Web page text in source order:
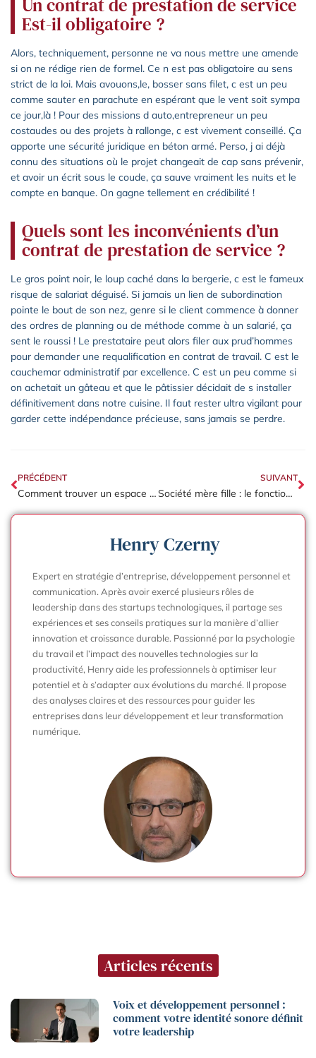
Est-il obligatoire ?
Alors, techniquement, personne ne va nous mettre une amende
si on ne rédige rien de formel. Ce n est pas obligatoire au sens
strict de la loi. Mais avouons,le, bosser sans filet, c est un peu
comme sauter en parachute en espérant que le vent soit sympa
ce jour,là ! Pour des missions d auto,entrepreneur un peu
costaudes ou des projets à rallonge, c est vivement conseillé. Ça
apporte une sécurité juridique en béton armé. Perso, j ai déjà
connu des situations où le projet changeait de cap sans prévenir,
et avoir un écrit sous le coude, ça sauve vraiment les nuits et le
compte en banque. On gagne tellement en crédibilité !
Quels sont les inconvénients d’un
contrat de prestation de service ?
Le gros point noir, le loup caché dans la bergerie, c est le fameux
risque de salariat déguisé. Si jamais un lien de subordination
pointe le bout de son nez, genre si le client commence à donner
des ordres de planning ou de méthode comme à un salarié, ça
sent le roussi ! Le prestataire peut alors filer aux prud’hommes
pour demander une requalification en contrat de travail. C est le
cauchemar administratif par excellence. C est un peu comme si
on achetait un gâteau et que le pâtissier décidait de s installer
définitivement dans notre cuisine. Il faut rester ultra vigilant pour
garder cette indépendance précieuse, sans jamais se perdre.
PRÉCÉDENT
Comment trouver un espace professionnel à louer rapidement ?
SUIVANT
Société mère fille : le fonctionnement du régime pour optimiser la fiscalité
Henry Czerny
Expert en stratégie d’entreprise, développement personnel et
communication. Après avoir exercé plusieurs rôles de
leadership dans des startups technologiques, il partage ses
expériences et ses conseils pratiques sur la manière d’allier
innovation et croissance durable. Passionné par la psychologie
du travail et l’impact des nouvelles technologies sur la
productivité, Henry aide les professionnels à optimiser leur
potentiel et à s’adapter aux évolutions du marché. Il propose
des analyses claires et des ressources pour guider les
entreprises dans leur développement et leur transformation
numérique.
Articles récents
Voix et développement personnel :
comment votre identité sonore définit
votre leadership